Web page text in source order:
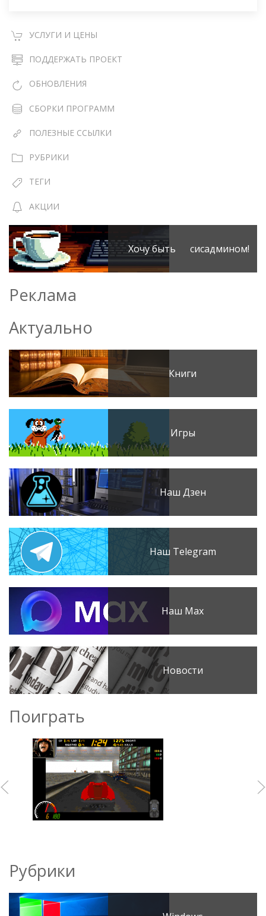
УСЛУГИ И ЦЕНЫ
ПОДДЕРЖАТЬ ПРОЕКТ
ОБНОВЛЕНИЯ
СБОРКИ ПРОГРАММ
ПОЛЕЗНЫЕ ССЫЛКИ
РУБРИКИ
ТЕГИ
АКЦИИ
Хочу быть сисадмином!
Реклама
Актуально
Книги
Игры
Наш Дзен
Наш Telegram
Наш Max
Новости
Поиграть
Рубрики